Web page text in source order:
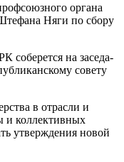
органа
Няги по сбору
соберется на заседа­
сове­ту
в отрасли и
и коллективных
утверждения но­вой